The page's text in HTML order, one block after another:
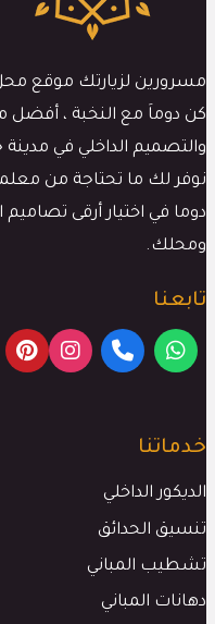
مسرورين لزيارتك موقع
كن دوماَ مع النخبة ، أفضل
والتصميم الداخلي في مدينة
نوفر لك ما تحتاجة من
دوما في اختيار أرقى
ومحلك.
تابعنا
خدماتنا
الديكور الداخلي
تنسيق الحدائق
تشطيب المباني
دهانات المباني